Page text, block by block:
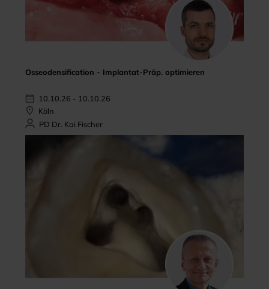
Osseodensification - Implantat-Präp. optimieren
10.10.26 - 10.10.26
Köln
PD Dr. Kai Fischer